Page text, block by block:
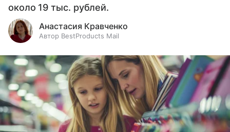
около 19 тыс. рублей.
Анастасия Кравченко
Автор BestProducts Mail